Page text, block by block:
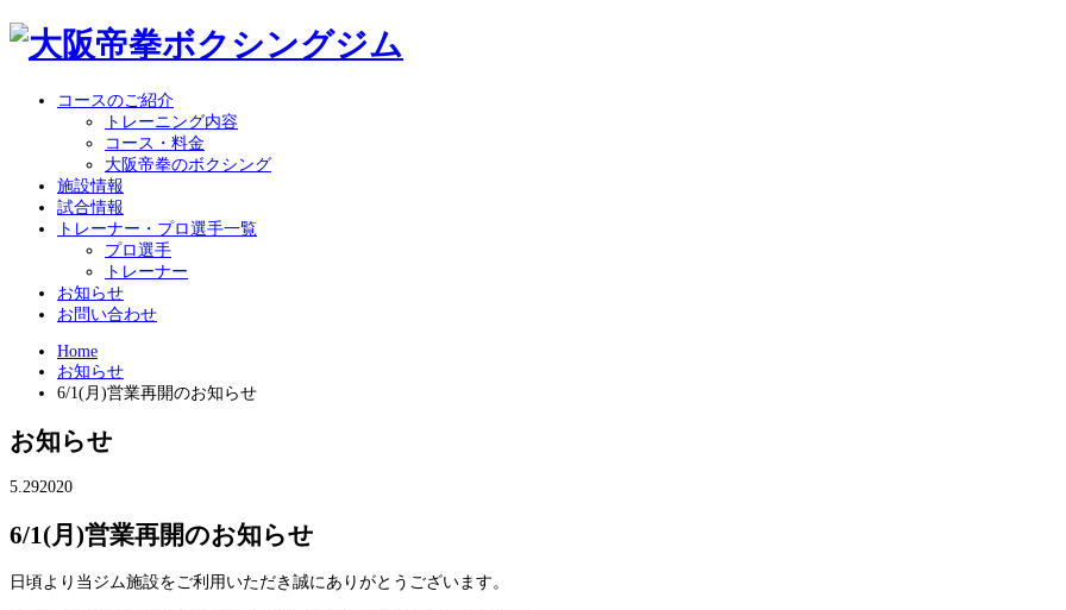
コースのご紹介
トレーニング内容
コース・料金
大阪帝拳のボクシング
施設情報
試合情報
トレーナー・プロ選手一覧
プロ選手
トレーナー
お知らせ
お問い合わせ
Home
お知らせ
6/1(月)営業再開のお知らせ
お知らせ
5.292020
6/1(月)営業再開のお知らせ
日頃より当ジム施設をご利用いただき誠にありがとうございます。